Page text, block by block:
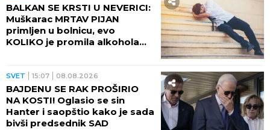
BALKAN SE KRSTI U NEVERICI:
Muškarac MRTAV PIJAN
primljen u bolnicu, evo
KOLIKO je promila alkohola
SVET 15:07 08.08.2026
BAJDENU SE RAK PROŠIRIO
NA KOSTI! Oglasio se sin
Hanter i saopštio kako je sada
bivši predsednik SAD